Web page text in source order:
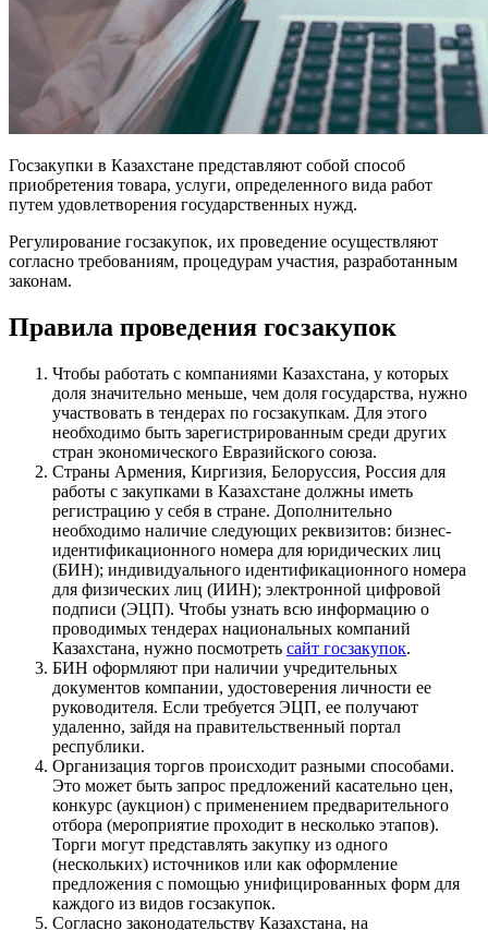
Госзакупки в Казахстане представляют собой способ
приобретения товара, услуги, определенного вида работ
путем удовлетворения государственных нужд.
Регулирование госзакупок, их проведение осуществляют
согласно требованиям, процедурам участия, разработанным
законам.
Правила проведения госзакупок
Чтобы работать с компаниями Казахстана, у которых
доля значительно меньше, чем доля государства, нужно
участвовать в тендерах по госзакупкам. Для этого
необходимо быть зарегистрированным среди других
стран экономического Евразийского союза.
Страны Армения, Киргизия, Белоруссия, Россия для
работы с закупками в Казахстане должны иметь
регистрацию у себя в стране. Дополнительно
необходимо наличие следующих реквизитов: бизнес-
идентификационного номера для юридических лиц
(БИН); индивидуального идентификационного номера
для физических лиц (ИИН); электронной цифровой
подписи (ЭЦП). Чтобы узнать всю информацию о
проводимых тендерах национальных компаний
Казахстана, нужно посмотреть сайт госзакупок.
БИН оформляют при наличии учредительных
документов компании, удостоверения личности ее
руководителя. Если требуется ЭЦП, ее получают
удаленно, зайдя на правительственный портал
республики.
Организация торгов происходит разными способами.
Это может быть запрос предложений касательно цен,
конкурс (аукцион) с применением предварительного
отбора (мероприятие проходит в несколько этапов).
Торги могут представлять закупку из одного
(нескольких) источников или как оформление
предложения с помощью унифицированных форм для
каждого из видов госзакупок.
Согласно законодательству Казахстана, на